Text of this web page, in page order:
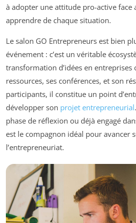
à adopter une attitude pro-active face
apprendre de chaque situation.
Le salon GO Entrepreneurs est bien
événement : c’est un véritable
transformation d’idées en entreprises
ressources, ses conférences, et son
participants, il constitue un point
développer son projet entrepreneurial
phase de réflexion ou déjà engagé
est le compagnon idéal pour avancer
l’entrepreneuriat.